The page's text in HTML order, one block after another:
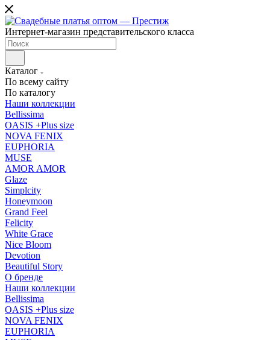
Интернет-магазин представительского класса
Каталог
По всему сайту
По каталогу
Наши коллекции
Bellissima
OASIS +Plus size
NOVA FENIX
EUPHORIA
MUSE
AMOR AMOR
Glaze
Simplcity
Honeymoon
Grand Feel
Felicity
White Grace
Nice Bloom
Devotion
Beautiful Story
О бренде
Наши коллекции
Bellissima
OASIS +Plus size
NOVA FENIX
EUPHORIA